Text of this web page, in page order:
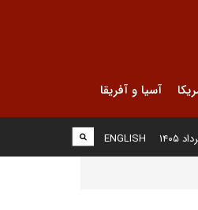
آسیا و آفریقا
ENGLISH